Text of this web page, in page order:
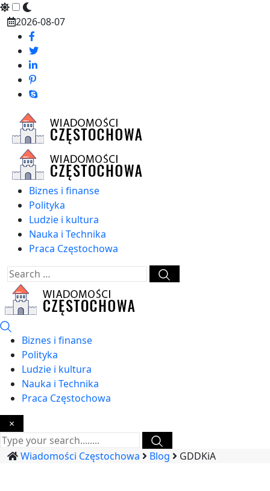
Skip
content
2026-08-07
Biznes i finanse
Polityka
Ludzie i kultura
Nauka i Technika
Praca Częstochowa
Biznes i finanse
Polityka
Ludzie i kultura
Nauka i Technika
Praca Częstochowa
×
Wiadomości Częstochowa Blog GDDKiA